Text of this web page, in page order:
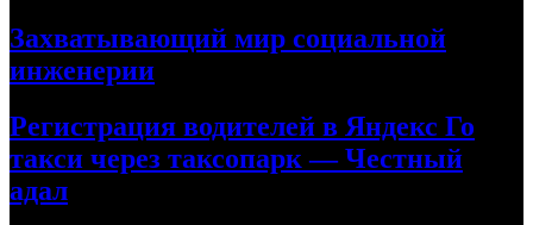
Захватывающий мир социальной
инженерии
Регистрация водителей в Яндекс Го
такси через таксопарк — Честный
адал